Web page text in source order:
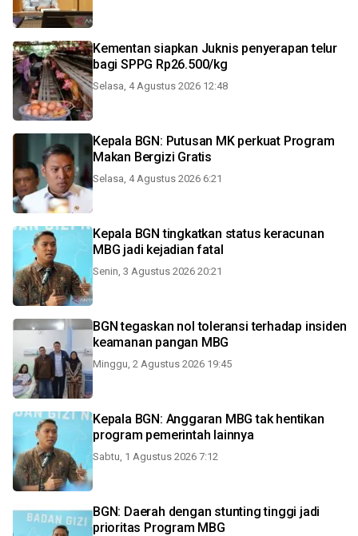
Kementan siapkan Juknis penyerapan telur
bagi SPPG Rp26.500/kg
Selasa, 4 Agustus 2026 12:48
Kepala BGN: Putusan MK perkuat Program
Makan Bergizi Gratis
Selasa, 4 Agustus 2026 6:21
Kepala BGN tingkatkan status keracunan
MBG jadi kejadian fatal
Senin, 3 Agustus 2026 20:21
BGN tegaskan nol toleransi terhadap insiden
keamanan pangan MBG
Minggu, 2 Agustus 2026 19:45
Kepala BGN: Anggaran MBG tak hentikan
program pemerintah lainnya
Sabtu, 1 Agustus 2026 7:12
BGN: Daerah dengan stunting tinggi jadi
prioritas Program MBG